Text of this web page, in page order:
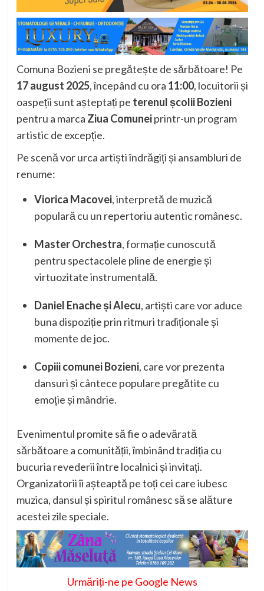
Comuna Bozieni se pregătește de sărbătoare! Pe
17 august 2025, începând cu ora 11:00, locuitorii și
oaspeții sunt așteptați pe terenul școlii Bozieni
pentru a marca Ziua Comuneiprintr-un program
artistic de excepție.
Pe scenă vor urca artiști îndrăgiți și ansambluri de
renume:
Viorica Macovei, interpretă de muzică
populară cu un repertoriu autentic românesc.
Master Orchestra, formație cunoscută
pentru spectacolele pline de energie și
virtuozitate instrumentală.
Daniel Enache și Alecu, artiști care vor aduce
buna dispoziție prin ritmuri tradiționale și
momente de joc.
Copiii comunei Bozieni, care vor prezenta
dansuri și cântece populare pregătite cu
emoție și mândrie.
Evenimentul promite să fie o adevărată
sărbătoare a comunității, îmbinând tradiția cu
bucuria revederii între localnici și invitați.
Organizatorii îi așteaptă pe toți cei care iubesc
muzica, dansul și spiritul românesc să se alăture
acestei zile speciale.
Urmăriți-ne pe Google News